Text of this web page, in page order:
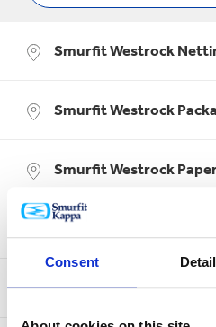
Consent
Smurfit Westrock
Smurfit Westrock
Smurfit Westrock
Smurfit Westrock